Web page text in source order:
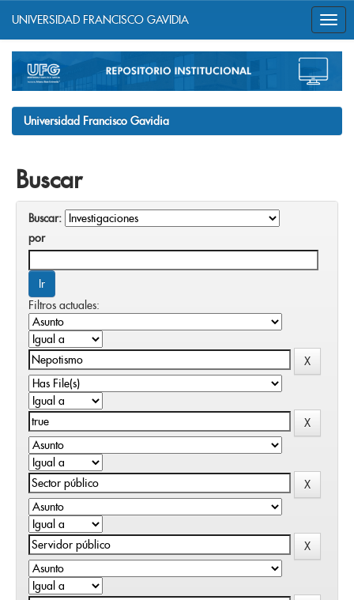
navigation
UNIVERSIDAD FRANCISCO GAVIDIA
Universidad Francisco Gavidia
Buscar
Buscar:
por
Filtros actuales: